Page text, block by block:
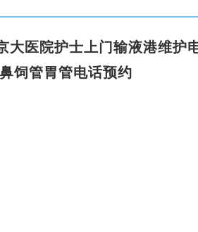
医院护士上门输液港维护
饲管胃管电话预约